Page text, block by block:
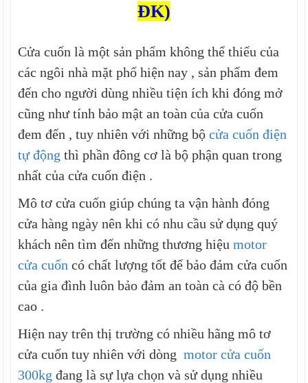
ĐK)
Cửa cuốn là một sản phẩm không thể thiếu của
các ngôi nhà mặt phố hiện nay , sản phẩm đem
đến cho người dùng nhiều tiện ích khi đóng mở
cũng như tính bảo mật an toàn của cửa cuốn
đem đến , tuy nhiên với những bộcửa cuốn điện
tự động thì phần đông cơ là bộ phận quan trong
nhất của cửa cuốn điện .
Mô tơ cửa cuốn giúp chúng ta vận hành đóng
cửa hàng ngày nên khi có nhu cầu sử dụng quý
khách nên tìm đến những thương hiệumotor
cửa cuốn có chất lượng tốt để bảo đảm cửa cuốn
của gia đình luôn bảo đảm an toàn cà có độ bền
cao .
Hiện nay trên thị trường có nhiều hãng mô tơ
cửa cuốn tuy nhiên với dòngmotor cửa cuốn
300kg đang là sự lựa chọn và sử dụng nhiều